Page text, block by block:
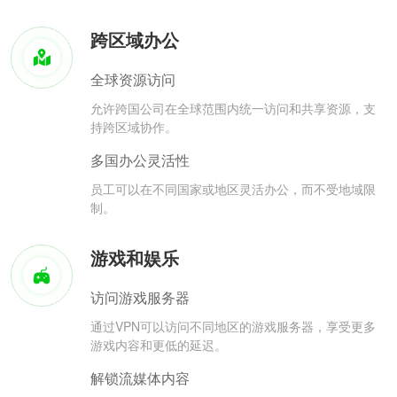
跨区域办公
全球资源访问
允许跨国公司在全球范围内统一访问和共享资源，支
持跨区域协作。
多国办公灵活性
员工可以在不同国家或地区灵活办公，而不受地域限
制。
游戏和娱乐
访问游戏服务器
通过VPN可以访问不同地区的游戏服务器，享受更多
游戏内容和更低的延迟。
解锁流媒体内容